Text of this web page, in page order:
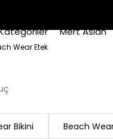
Mert Aslan
Wear Etek
Bikini Beach